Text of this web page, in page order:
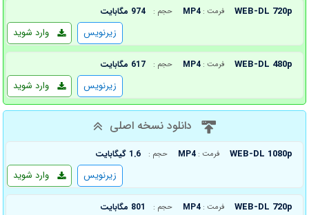
WEB-DL 720p فرمت : MP4 حجم : 974 مگابایت
وارد شوید زیرنویس
WEB-DL 480p فرمت : MP4 حجم : 617 مگابایت
وارد شوید زیرنویس
دانلود نسخه اصلی
WEB-DL 1080p فرمت : MP4 حجم : 1.6 گیگابایت
وارد شوید زیرنویس
WEB-DL 720p فرمت : MP4 حجم : 801 مگابایت